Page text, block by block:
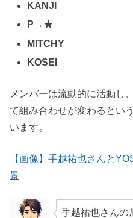
KANJI
P→★
MITCHY
KOSEI
メンバーは流動的に活動し
て組み合わせが変わるとい
います。
【画像】手越祐也さんと
景
手越祐也さんの